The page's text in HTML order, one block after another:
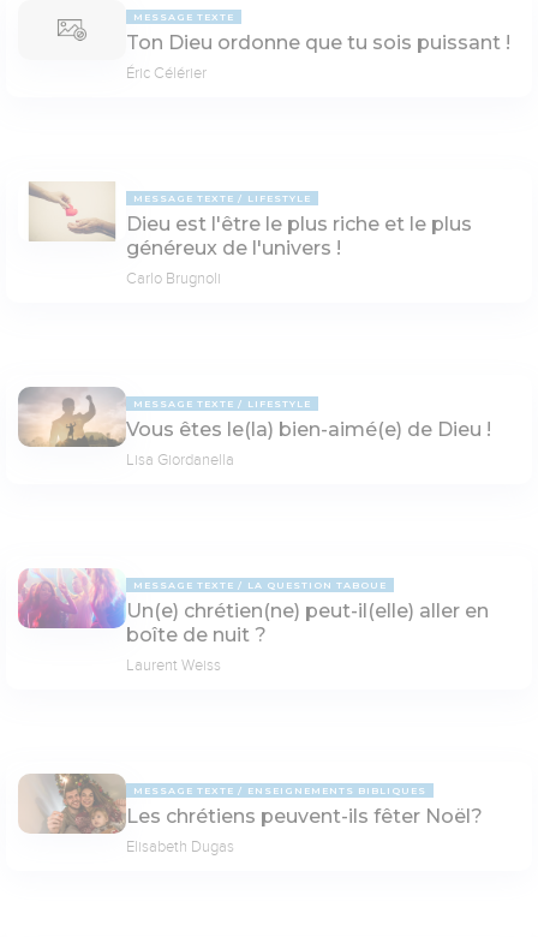
MESSAGE TEXTE
Ton Dieu ordonne que tu sois puissant !
Éric Célérier
MESSAGE TEXTE LIFESTYLE
Dieu est l'être le plus riche et le plus
généreux de l'univers !
Carlo Brugnoli
MESSAGE TEXTE LIFESTYLE
Vous êtes le(la) bien-aimé(e) de Dieu !
Lisa Giordanella
MESSAGE TEXTE LA QUESTION TABOUE
Un(e) chrétien(ne) peut-il(elle) aller en
boîte de nuit ?
Laurent Weiss
MESSAGE TEXTE ENSEIGNEMENTS BIBLIQUES
Les chrétiens peuvent-ils fêter Noël?
Elisabeth Dugas